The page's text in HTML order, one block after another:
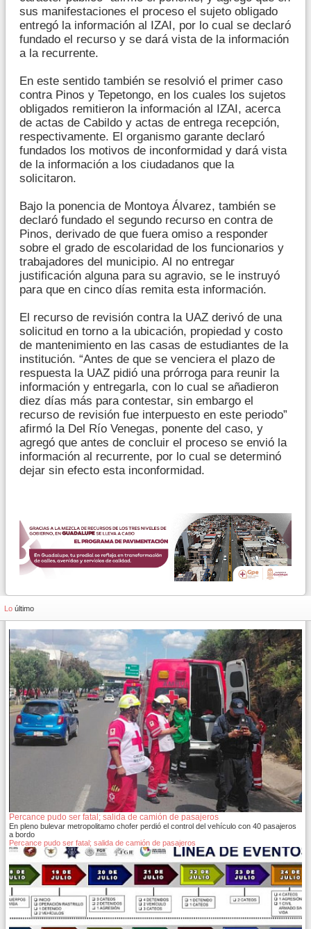
sus manifestaciones el proceso el sujeto obligado
entregó la información al IZAI, por lo cual se declaró
fundado el recurso y se dará vista de la información
a la recurrente.
En este sentido también se resolvió el primer caso
contra Pinos y Tepetongo, en los cuales los sujetos
obligados remitieron la información al IZAI, acerca
de actas de Cabildo y actas de entrega recepción,
respectivamente. El organismo garante declaró
fundados los motivos de inconformidad y dará vista
de la información a los ciudadanos que la
solicitaron.
Bajo la ponencia de Montoya Álvarez, también se
declaró fundado el segundo recurso en contra de
Pinos, derivado de que fuera omiso a responder
sobre el grado de escolaridad de los funcionarios y
trabajadores del municipio. Al no entregar
justificación alguna para su agravio, se le instruyó
para que en cinco días remita esta información.
El recurso de revisión contra la UAZ derivó de una
solicitud en torno a la ubicación, propiedad y costo
de mantenimiento en las casas de estudiantes de la
institución. “Antes de que se venciera el plazo de
respuesta la UAZ pidió una prórroga para reunir la
información y entregarla, con lo cual se añadieron
diez días más para contestar, sin embargo el
recurso de revisión fue interpuesto en este periodo”
afirmó la Del Río Venegas, ponente del caso, y
agregó que antes de concluir el proceso se envió la
información al recurrente, por lo cual se determinó
dejar sin efecto esta inconformidad.
Lo último
Percance pudo ser fatal; salida de camión de pasajeros
En pleno bulevar metropolitamo chofer perdió el control del vehículo con 40 pasajeros
a bordo
Percance pudo ser fatal; salida de camión de pasajeros